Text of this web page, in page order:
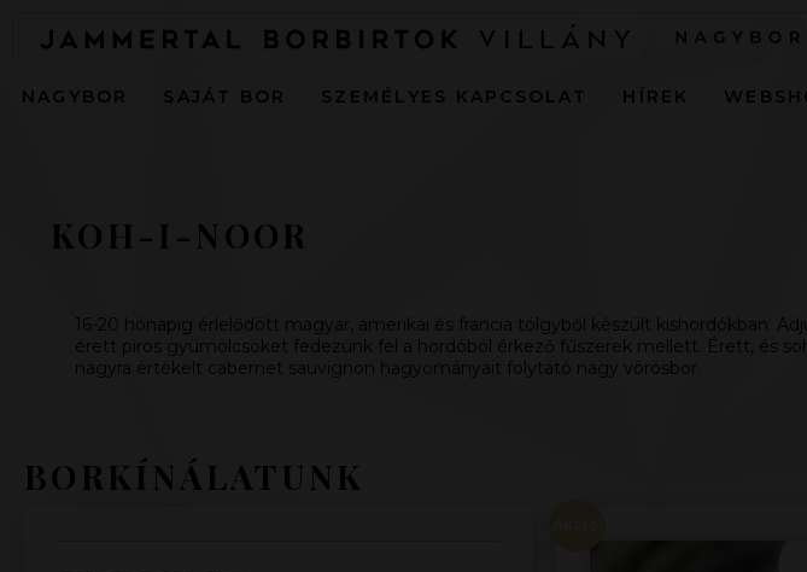
NAGYBOR SAJÁT BOR SZEMÉLYES KAPCSOLAT HÍREK
KOH-I-NOOR
16-20 hónapig érlelődött magyar, amerikai és francia tölgyből készült kishordókban.
érett piros gyümölcsöket fedezünk fel a hordóból érkező fűszerek mellett. Érett, és
nagyra értékelt cabernet sauvignon hagyományait folytató nagy vörösbor.
BORKÍNÁLATUNK